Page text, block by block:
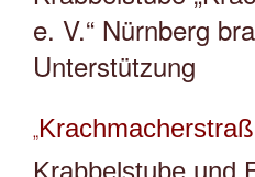
e. V.“ Nürnberg
Unterstützung
„